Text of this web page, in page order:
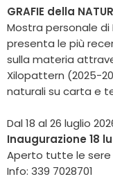
GRAFIE della
Mostra personale di
presenta le più
sulla materia
Xilopattern (2025-
naturali su carta e
Dal 18 al 26 luglio
Inaugurazione 18
Aperto tutte le sere
Info: 339 7028701